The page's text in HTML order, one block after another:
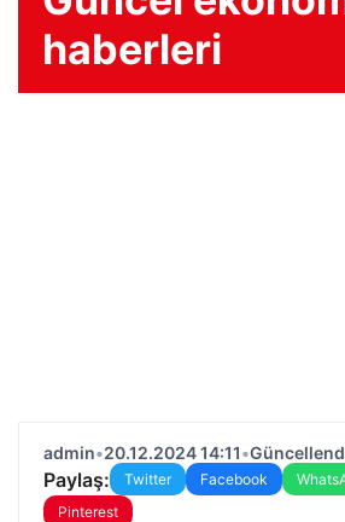
haberleri
admin•20.12.2024 14:11•
Paylaş: Twitter Facebook
Pinterest